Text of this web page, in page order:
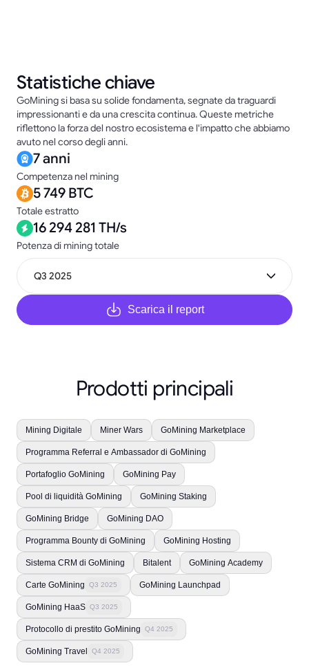
Statistiche chiave
GoMining si basa su solide fondamenta, segnate da traguardi
impressionanti e da una crescita continua. Queste metriche
riflettono la forza del nostro ecosistema e l'impatto che abbiamo
avuto nel corso degli anni.
7 anni
Competenza nel mining
5 749 BTC
Totale estratto
16 294 281 TH/s
Potenza di mining totale
Q3 2025
Scarica il report
Prodotti principali
Mining Digitale Miner Wars GoMining Marketplace
Programma Referral e Ambassador di GoMining
Portafoglio GoMining GoMining Pay
Pool di liquidità GoMining GoMining Staking
GoMining Bridge GoMining DAO
Programma Bounty di GoMining GoMining Hosting
Sistema CRM di GoMining Bitalent GoMining Academy
Carte GoMining Q3 2025 GoMining Launchpad
GoMining HaaS Q3 2025
Protocollo di prestito GoMining Q4 2025
GoMining Travel Q4 2025